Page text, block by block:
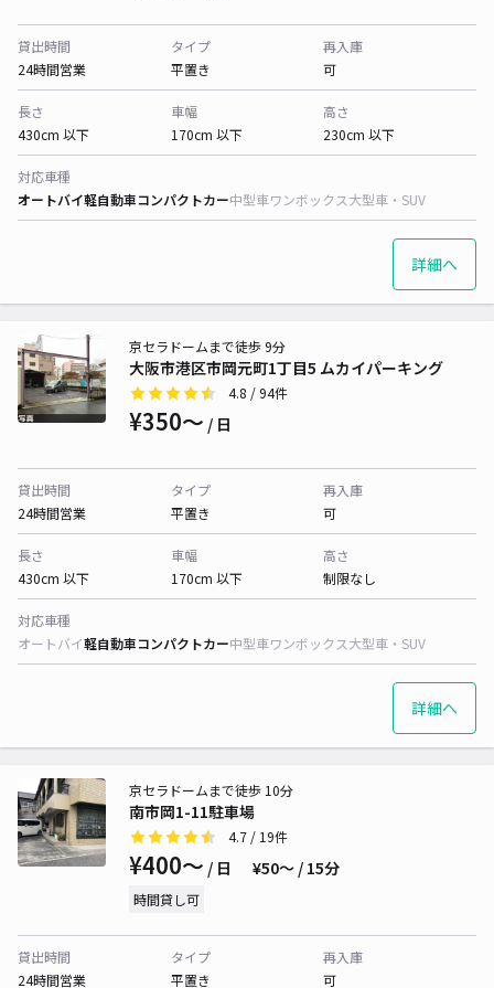
貸出時間
24時間営業
タイプ
平置き
再入庫
可
長さ
430cm 以下
車幅
170cm 以下
高さ
230cm 以下
対応車種
オートバイ軽自動車コンパクトカー中型車ワンボックス大型車・SUV
詳細へ
大阪市港区市岡元町1丁目5 ムカイパーキング
京セラドームまで徒歩 9分
4.8 / 94件
¥350〜 / 日
貸出時間
24時間営業
タイプ
平置き
再入庫
可
長さ
430cm 以下
車幅
170cm 以下
高さ
制限なし
対応車種
オートバイ軽自動車コンパクトカー中型車ワンボックス大型車・SUV
詳細へ
南市岡1-11駐車場
京セラドームまで徒歩 10分
4.7 / 19件
¥400〜 / 日 ¥50〜 / 15分
時間貸し可
貸出時間
24時間営業
タイプ
平置き
再入庫
可